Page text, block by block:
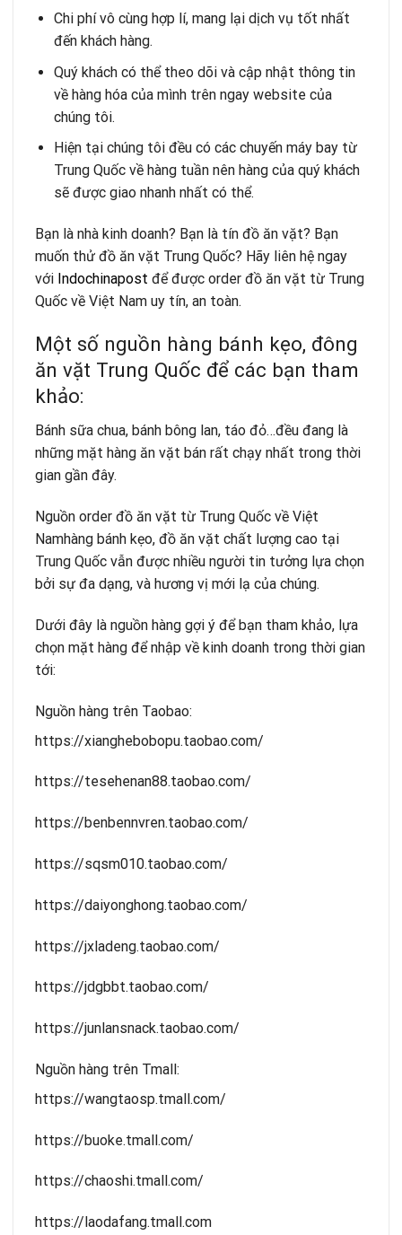
Chi phí vô cùng hợp lí, mang lại dịch vụ tốt nhất
đến khách hàng.
Quý khách có thể theo dõi và cập nhật thông tin
về hàng hóa của mình trên ngay website của
chúng tôi.
Hiện tại chúng tôi đều có các chuyến máy bay từ
Trung Quốc về hàng tuần nên hàng của quý khách
sẽ được giao nhanh nhất có thể.
Bạn là nhà kinh doanh? Bạn là tín đồ ăn vặt? Bạn
muốn thử đồ ăn vặt Trung Quốc? Hãy liên hệ ngay
với Indochinapost để được order đồ ăn vặt từ Trung
Quốc về Việt Nam uy tín, an toàn.
Một số nguồn hàng bánh kẹo, đông
ăn vặt Trung Quốc để các bạn tham
khảo:
Bánh sữa chua, bánh bông lan, táo đỏ…đều đang là
những mặt hàng ăn vặt bán rất chạy nhất trong thời
gian gần đây.
Nguồn order đồ ăn vặt từ Trung Quốc về Việt
Namhàng bánh kẹo, đồ ăn vặt chất lượng cao tại
Trung Quốc vẫn được nhiều người tin tưởng lựa chọn
bởi sự đa dạng, và hương vị mới lạ của chúng.
Dưới đây là nguồn hàng gợi ý để bạn tham khảo, lựa
chọn mặt hàng để nhập về kinh doanh trong thời gian
tới:
Nguồn hàng trên Taobao:
https://xianghebobopu.taobao.com/
https://tesehenan88.taobao.com/
https://benbennvren.taobao.com/
https://sqsm010.taobao.com/
https://daiyonghong.taobao.com/
https://jxladeng.taobao.com/
https://jdgbbt.taobao.com/
https://junlansnack.taobao.com/
Nguồn hàng trên Tmall:
https://wangtaosp.tmall.com/
https://buoke.tmall.com/
https://chaoshi.tmall.com/
https://laodafang.tmall.com